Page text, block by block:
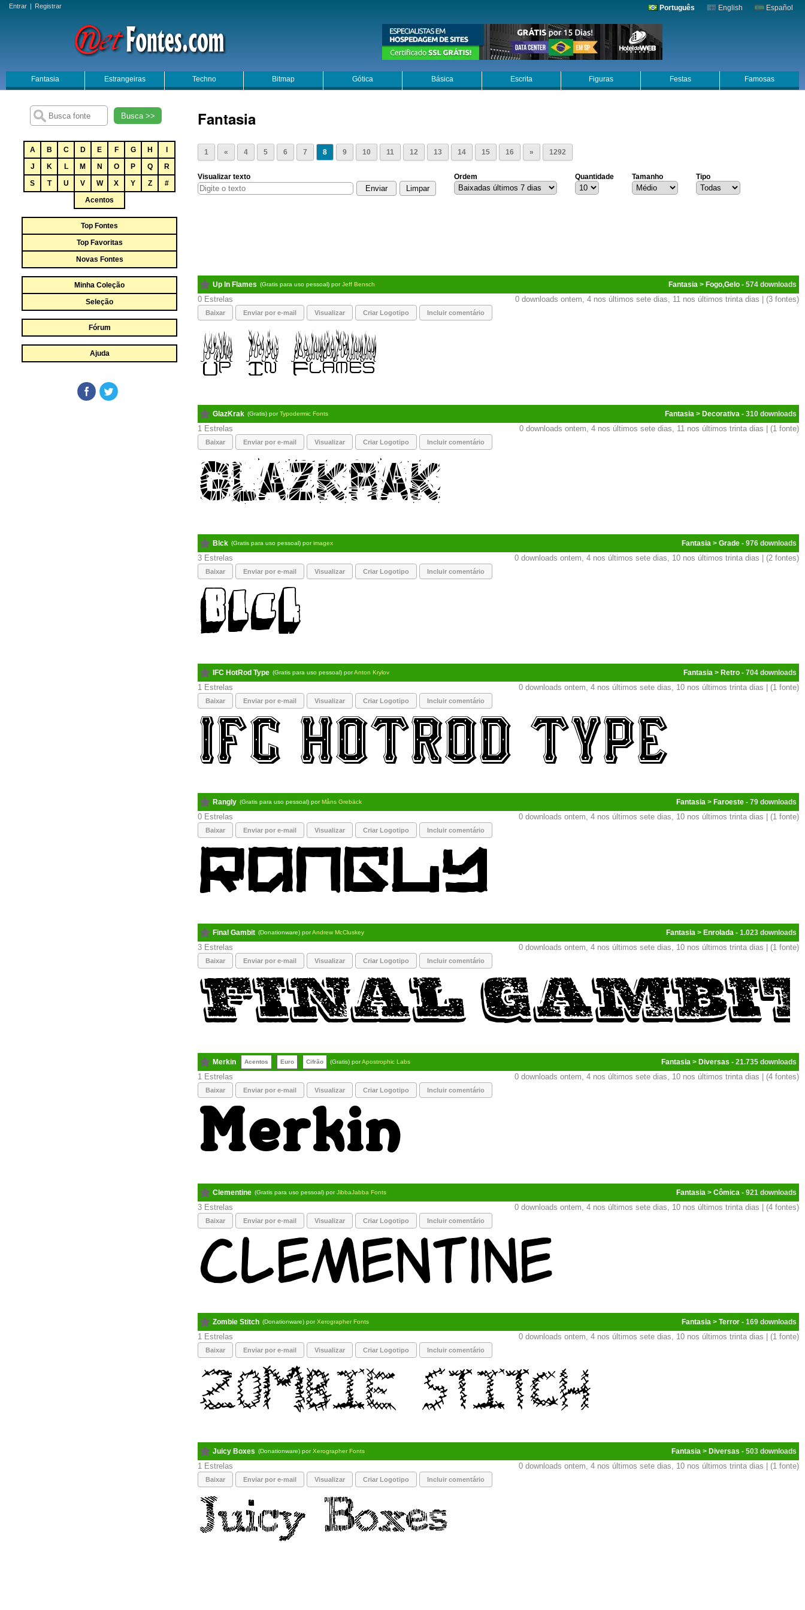
Entrar | Registrar Português English Español
Fantasia Estrangeiras Techno Bitmap Gótica Básica Escrita Figuras Festas Famosas
Busca >>
A B C D E F G H
J
K L M N O P Q
R
S
T U V W X Y Z
#
Acentos
Top Fontes
Top Favoritas
Novas Fontes
Minha Coleção
Seleção
Fórum
Ajuda
Fantasia
1 « 4 5 6 7 8 9 10 11 12 13 14 15 16 » 1292
Visualizar texto Ordem Quantidade Tamanho Tipo
Up In Flames (Gratis para uso pessoal) porJeff Bensch Fantasia > Fogo,Gelo - 574
0 0 downloads ontem, 4 nos últimos sete dias, 11 nos últimos trinta dias | (3 fontes)
Baixar Enviar por e-mail Visualizar Criar Logotipo Incluir comentário
GlazKrak (Gratis) porTypodermic Fonts Fantasia > Decorativa - 310
1 0 downloads ontem, 4 nos últimos sete dias, 11 nos últimos trinta dias | (1 fonte)
Baixar Enviar por e-mail Visualizar Criar Logotipo Incluir comentário
Blck (Gratis para uso pessoal) porimagex Fantasia > Grade - 976
3 0 downloads ontem, 4 nos últimos sete dias, 10 nos últimos trinta dias | (2 fontes)
Baixar Enviar por e-mail Visualizar Criar Logotipo Incluir comentário
IFC HotRod Type (Gratis para uso pessoal) porAnton Krylov Fantasia > Retro - 704
1 0 downloads ontem, 4 nos últimos sete dias, 10 nos últimos trinta dias | (1 fonte)
Baixar Enviar por e-mail Visualizar Criar Logotipo Incluir comentário
Rangly (Gratis para uso pessoal) porMåns Grebäck Fantasia > Faroeste - 79
0 0 downloads ontem, 4 nos últimos sete dias, 10 nos últimos trinta dias | (1 fonte)
Baixar Enviar por e-mail Visualizar Criar Logotipo Incluir comentário
Final Gambit (Donationware) porAndrew McCluskey Fantasia > Enrolada - 1.023
3 0 downloads ontem, 4 nos últimos sete dias, 10 nos últimos trinta dias | (1 fonte)
Baixar Enviar por e-mail Visualizar Criar Logotipo Incluir comentário
Merkin Acentos Euro Cifrão (Gratis) porApostrophic Labs Fantasia > Diversas - 21.735
1 0 downloads ontem, 4 nos últimos sete dias, 10 nos últimos trinta dias | (4 fontes)
Baixar Enviar por e-mail Visualizar Criar Logotipo Incluir comentário
Clementine (Gratis para uso pessoal) porJibbaJabba Fonts Fantasia > Cômica - 921
3 0 downloads ontem, 4 nos últimos sete dias, 10 nos últimos trinta dias | (4 fontes)
Baixar Enviar por e-mail Visualizar Criar Logotipo Incluir comentário
Zombie Stitch (Donationware) porXerographer Fonts Fantasia > Terror - 169
1 0 downloads ontem, 4 nos últimos sete dias, 10 nos últimos trinta dias | (1 fonte)
Baixar Enviar por e-mail Visualizar Criar Logotipo Incluir comentário
Juicy Boxes (Donationware) porXerographer Fonts Fantasia > Diversas - 503
1 0 downloads ontem, 4 nos últimos sete dias, 10 nos últimos trinta dias | (1 fonte)
Baixar Enviar por e-mail Visualizar Criar Logotipo Incluir comentário